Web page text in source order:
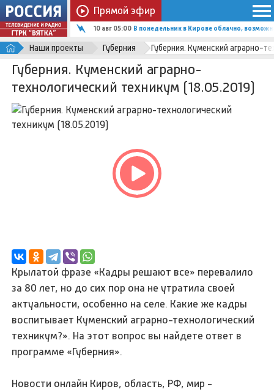
Прямой эфир
10 авг 05:00 В понедельник в Кирове облачно,
Наши проекты Губерния Губерния. Куменский аграрно-
Губерния. Куменский аграрно-
технологический техникум (18.05.2019)
Крылатой фразе «Кадры решают все» перевалило
за 80 лет, но до сих пор она не утратила своей
актуальности, особенно на селе. Какие же кадры
воспитывает Куменский аграрно-технологический
техникум?». На этот вопрос вы найдете ответ в
программе «Губерния».
Новости онлайн Киров, область, РФ, мир -